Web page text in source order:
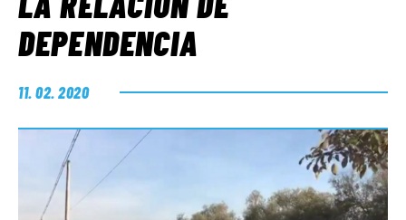
EL LADO «G»
DEPENDENCIA
11. 02. 2020